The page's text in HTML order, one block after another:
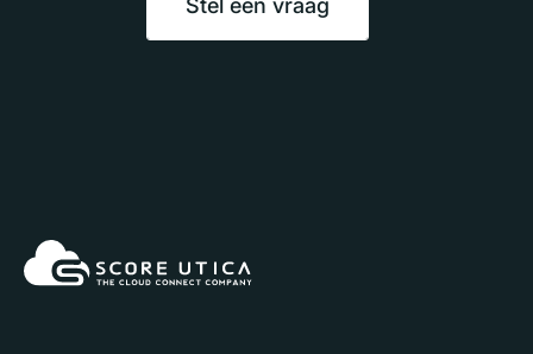
Stel een vraag